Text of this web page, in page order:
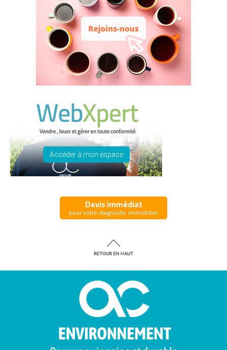
Accéder à mon espace
Devis immédiat
pour votre diagnostic immobilier